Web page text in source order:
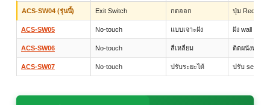
ACS-SW04 (รุ่นนี้) Exit Switch กดออก ปุ่ม Request
ACS-SW05 No-touch แบบเจาะฝัง ฝัง wall ดูสะ
ACS-SW06 No-touch สี่เหลี่ยม ติดผนังทั่วไป
ACS-SW07 No-touch ปรับระยะได้ ปรับ